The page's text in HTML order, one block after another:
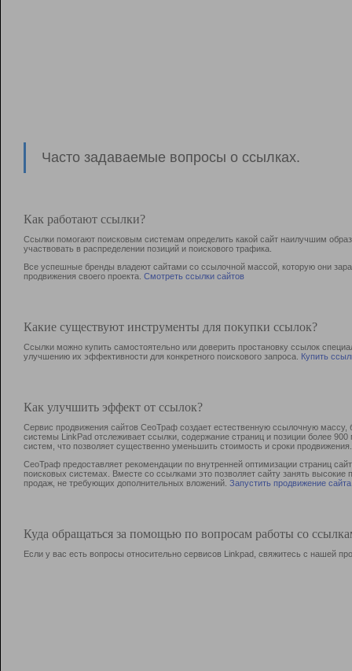
Часто задаваемые вопросы о ссылках.
Как работают ссылки?
Ссылки помогают поисковым системам определить какой сайт наилучшим
участвовать в раcпределении позиций и поискового трафика.
Все успешные бренды владеют сайтами со ссылочной массой, которую они
продвижения своего проекта. Смотреть ссылки сайтов
Какие существуют инструменты для покупки ссылок?
Ссылки можно купить самостоятельно или доверить простановку ссылок
улучшению их эффективности для конкретного поискового запроса. Купить
Как улучшить эффект от ссылок?
Сервис продвижения сайтов СеоТраф создает естественную ссылочную
системы LinkPad отслеживает ссылки, содержание страниц и позиции более
систем, что позволяет существенно уменьшить стоимость и сроки продвижения.
СеоТраф предоставляет рекомендации по внутренней оптимизации страниц
поисковых системах. Вместе со ссылками это позволяет сайту занять
продаж, не требующих дополнительных вложений. Запустить продвижение сайта
Куда обращаться за помощью по вопросам работы со
Если у вас есть вопросы относительно сервисов Linkpad, свяжитесь с нашей